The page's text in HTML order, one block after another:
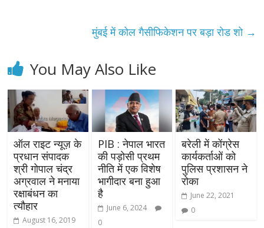
मुंबई में कोल गैसीफिकेशन पर बड़ा रोड शो →
You May Also Like
ऑल राइट न्यूज़ के
प्रधान संपादक
श्री गोपाल चंद्र
अग्रवाल ने मनाया
रक्षाबंधन का
त्यौहार
August 16, 2019
PIB : नेपाल भारत
की पड़ोसी प्रथम
नीति में एक विशेष
भागीदार बना हुआ
है
June 6, 2024
0
बरेली में कोंग्रेस
कार्यकर्ताओं को
पुलिस प्रशासन ने
रोका
June 22, 2021
0